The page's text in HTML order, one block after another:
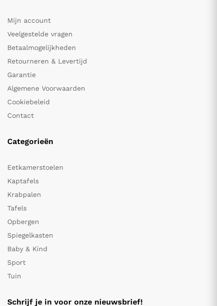
Mijn account
Veelgestelde vragen
Betaalmogelijkheden
Retourneren & Levertijd
Garantie
Algemene Voorwaarden
Cookiebeleid
Contact
Categorieën
Eetkamerstoelen
Kaptafels
Krabpalen
Tafels
Opbergen
Spiegelkasten
Baby & Kind
Sport
Tuin
Schrijf je in voor onze nieuwsbrief!